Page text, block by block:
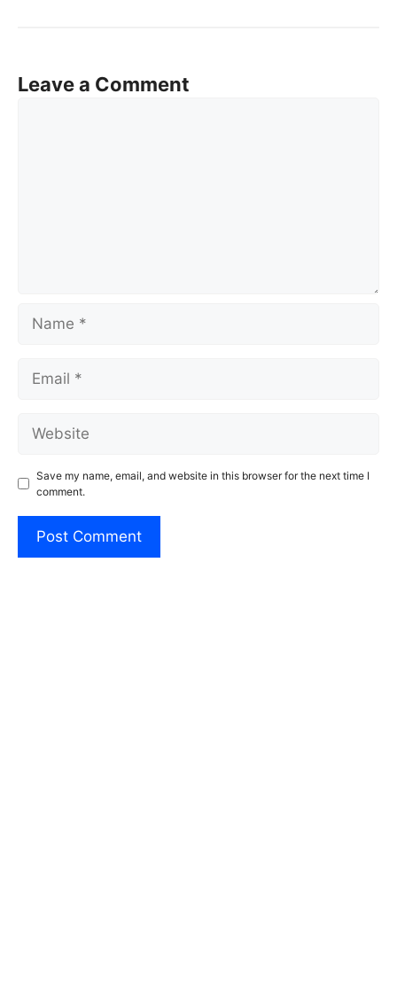
Leave a Comment
Save my name, email, and website in this browser for the next time I
comment.